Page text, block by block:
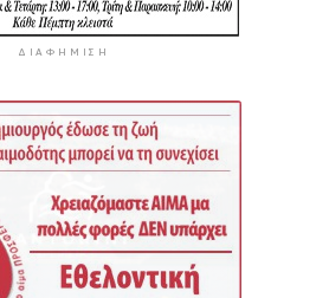
ΔΙΑΦΉΜΙΣΗ